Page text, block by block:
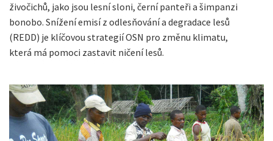
živočichů, jako jsou lesní sloni, černí panteři a šimpanzi
bonobo. Snížení emisí z odlesňování a degradace lesů
(REDD) je klíčovou strategií OSN pro změnu klimatu,
která má pomoci zastavit ničení lesů.